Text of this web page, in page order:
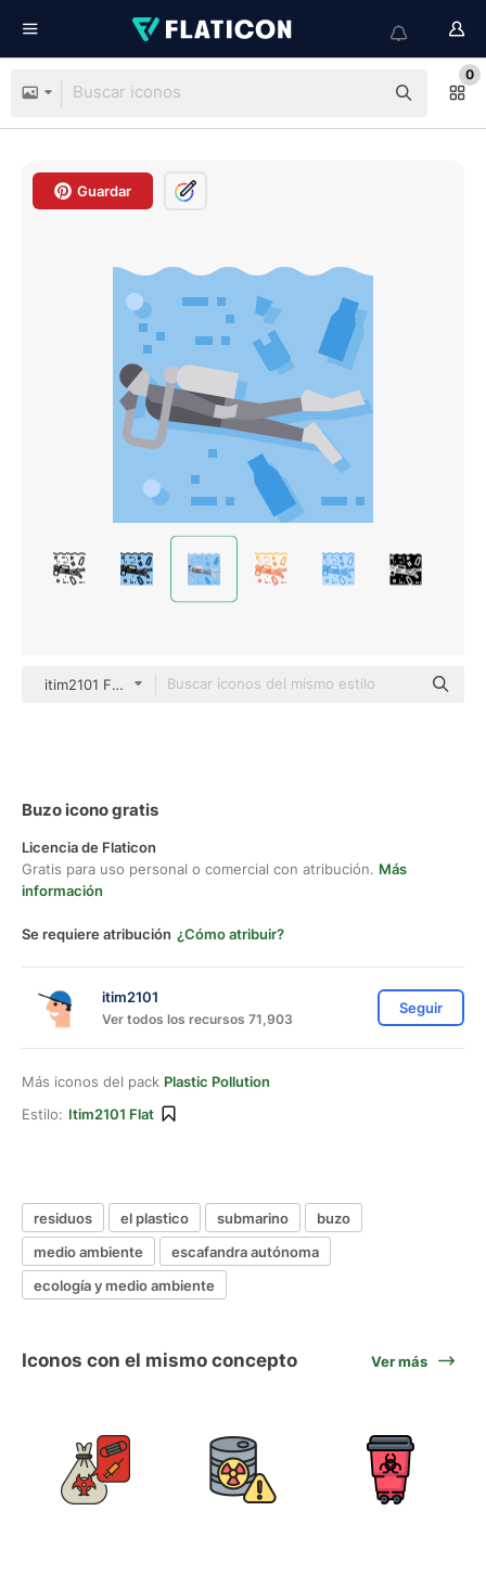
0
Guardar
itim2101 Flat
Buzo icono gratis
Licencia de Flaticon
Gratis para uso personal o comercial con atribución. Más
información
Se requiere atribución ¿Cómo atribuir?
itim2101
Ver todos los recursos 71,903
Seguir
Más iconos del pack Plastic Pollution
Estilo: Itim2101 Flat
residuos el plastico submarino
buzo
medio ambiente
escafandra autónoma
ecología y medio ambiente
Iconos con el mismo concepto Ver más